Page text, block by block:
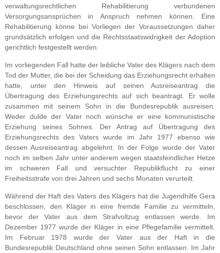
verwaltungsrechtlichen Rehabilitierung verbundenen
Versorgungsansprüchen in Anspruch nehmen können. Eine
Rehabilitierung könne bei Vorliegen der Voraussetzungen daher
grundsätzlich erfolgen und die Rechtsstaatswidrigkeit der Adoption
gerichtlich festgestellt werden.
Im vorliegenden Fall hatte der leibliche Vater des Klägers nach dem
Tod der Mutter, die bei der Scheidung das Erziehungsrecht erhalten
hatte, unter den Hinweis auf seinen Ausreiseantrag die
Übertragung des Erziehungsrechts auf sich beantragt. Er wolle
zusammen mit seinem Sohn in die Bundesrepublik ausreisen.
Weder dulde der Vater noch wünsche er eine kommunistische
Erziehung seines Sohnes. Der Antrag auf Übertragung des
Erziehungsrechts des Vaters wurde im Jahr 1977 ebenso wie
dessen Ausreiseantrag abgelehnt. In der Folge wurde der Vater
noch im selben Jahr unter anderem wegen staatsfeindlicher Hetze
im schweren Fall und versuchter Republikflucht zu einer
Freiheitsstrafe von drei Jahren und sechs Monaten verurteilt.
Während der Haft des Vaters des Klägers hat die Jugendhilfe Gera
beschlossen, den Kläger in eine fremde Familie zu vermitteln,
bevor der Vater aus dem Strafvollzug entlassen werde. Im
Dezember 1977 wurde der Kläger in eine Pflegefamilie vermittelt.
Im Februar 1978 wurde der Vater aus der Haft in die
Bundesrepublik Deutschland ohne seinen Sohn entlassen. Im Jahr